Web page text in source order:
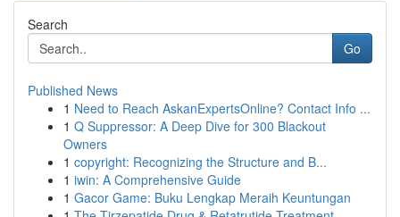
Search
Go
Published News
1 Need to Reach AskanExpertsOnline? Contact Info ...
1 Q Suppressor: A Deep Dive for 300 Blackout
Owners
1 copyright: Recognizing the Structure and B...
1 iwin: A Comprehensive Guide
1 Gacor Game: Buku Lengkap Meraih Keuntungan